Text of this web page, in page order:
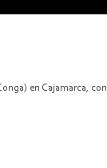
en Cajamarca,